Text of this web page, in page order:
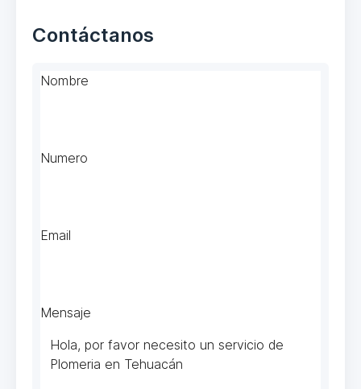
Contáctanos
Nombre
Numero
Email
Mensaje